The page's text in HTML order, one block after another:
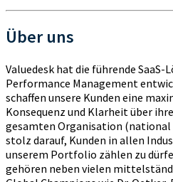
Über uns
Valuedesk hat die führende SaaS-
Performance Management
schaffen unsere Kunden eine
Konsequenz und Klarheit über
gesamten Organisation
stolz darauf, Kunden in allen
unserem Portfolio zählen zu
gehören neben vielen